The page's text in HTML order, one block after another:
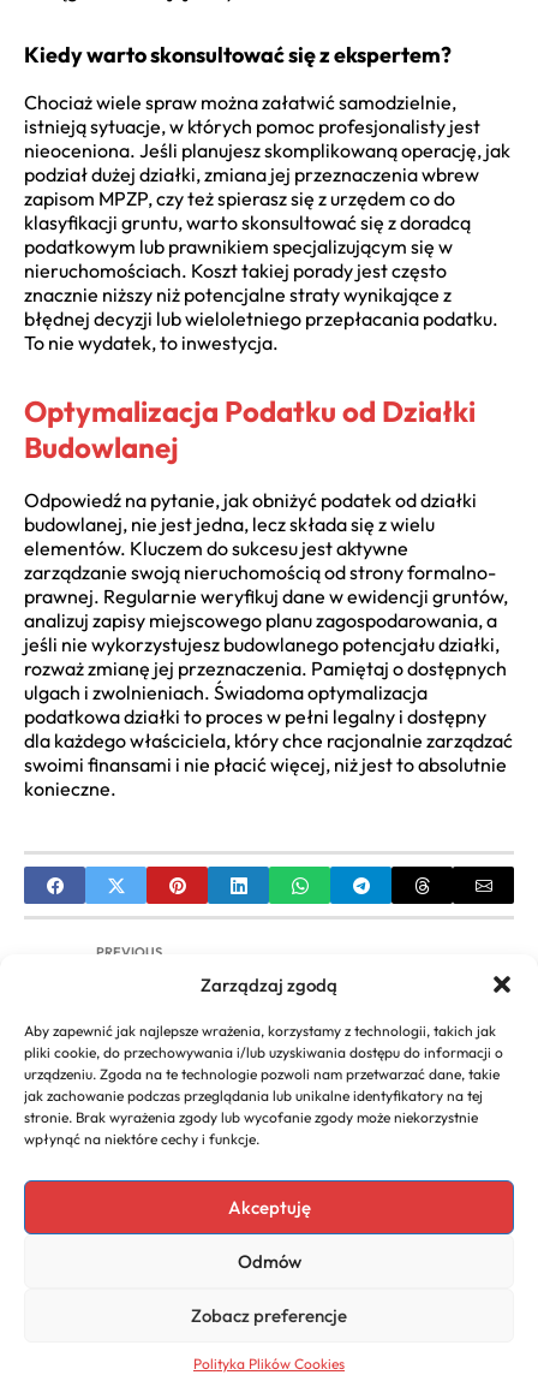
Zarządzaj zgodą
Aby zapewnić jak najlepsze wrażenia, korzystamy z technologii, takich jak
pliki cookie, do przechowywania i/lub uzyskiwania dostępu do informacji o
urządzeniu. Zgoda na te technologie pozwoli nam przetwarzać dane, takie
jak zachowanie podczas przeglądania lub unikalne identyfikatory na tej
stronie. Brak wyrażenia zgody lub wycofanie zgody może niekorzystnie
wpłynąć na niektóre cechy i funkcje.
Akceptuję
Odmów
Zobacz preferencje
Polityka Plików Cookies
Kiedy warto skonsultować się z ekspertem?
Chociaż wiele spraw można załatwić samodzielnie,
istnieją sytuacje, w których pomoc profesjonalisty jest
nieoceniona. Jeśli planujesz skomplikowaną operację, jak
podział dużej działki, zmiana jej przeznaczenia wbrew
zapisom MPZP, czy też spierasz się z urzędem co do
klasyfikacji gruntu, warto skonsultować się z doradcą
podatkowym lub prawnikiem specjalizującym się w
nieruchomościach. Koszt takiej porady jest często
znacznie niższy niż potencjalne straty wynikające z
błędnej decyzji lub wieloletniego przepłacania podatku.
To nie wydatek, to inwestycja.
Optymalizacja Podatku od Działki
Budowlanej
Odpowiedź na pytanie, jak obniżyć podatek od działki
budowlanej, nie jest jedna, lecz składa się z wielu
elementów. Kluczem do sukcesu jest aktywne
zarządzanie swoją nieruchomością od strony formalno-
prawnej. Regularnie weryfikuj dane w ewidencji gruntów,
analizuj zapisy miejscowego planu zagospodarowania, a
jeśli nie wykorzystujesz budowlanego potencjału działki,
rozważ zmianę jej przeznaczenia. Pamiętaj o dostępnych
ulgach i zwolnieniach. Świadoma optymalizacja
podatkowa działki to proces w pełni legalny i dostępny
dla każdego właściciela, który chce racjonalnie zarządzać
swoimi finansami i nie płacić więcej, niż jest to absolutnie
konieczne.
PREVIOUS
Gdzie i jak sprawdzić obroty firmy online?
NEXT
Stawki ryczałtu ewidencjonowanego | Jaka
stawka dla Twojej firmy?
Copyright 2026. All rights